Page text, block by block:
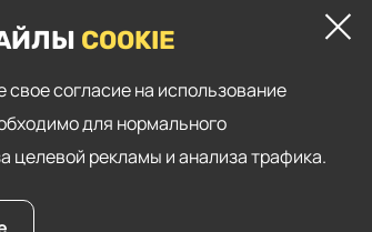
COOKIE
согласие на использование
для нормального
целевой рекламы и анализа трафика.
e-shop@sims.ru